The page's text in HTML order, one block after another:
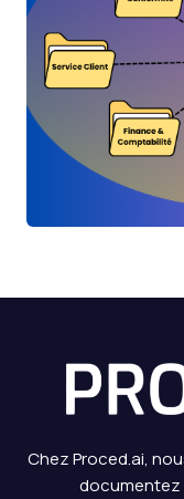
Chez Proced.ai,
documentez